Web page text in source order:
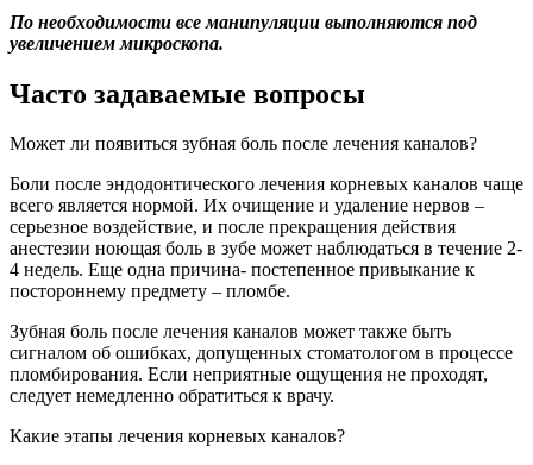
По необходимости все манипуляции выполняются под
увеличением микроскопа.
Часто задаваемые вопросы
Может ли появиться зубная боль после лечения каналов?
Боли после эндодонтического лечения корневых каналов чаще
всего является нормой. Их очищение и удаление нервов –
серьезное воздействие, и после прекращения действия
анестезии ноющая боль в зубе может наблюдаться в течение 2-
4 недель. Еще одна причина- постепенное привыкание к
постороннему предмету – пломбе.
Зубная боль после лечения каналов может также быть
сигналом об ошибках, допущенных стоматологом в процессе
пломбирования. Если неприятные ощущения не проходят,
следует немедленно обратиться к врачу.
Какие этапы лечения корневых каналов?